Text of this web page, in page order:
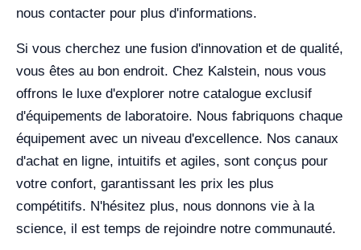
nous contacter pour plus d'informations.
Si vous cherchez une fusion d'innovation et de qualité,
vous êtes au bon endroit. Chez Kalstein, nous vous
offrons le luxe d'explorer notre catalogue exclusif
d'équipements de laboratoire. Nous fabriquons chaque
équipement avec un niveau d'excellence. Nos canaux
d'achat en ligne, intuitifs et agiles, sont conçus pour
votre confort, garantissant les prix les plus
compétitifs. N'hésitez plus, nous donnons vie à la
science, il est temps de rejoindre notre communauté.